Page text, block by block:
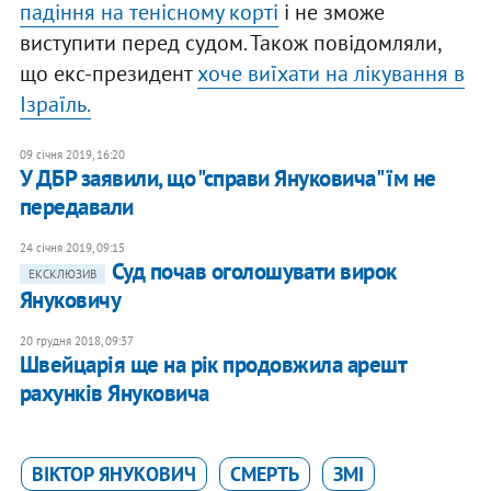
падіння на тенісному корті і не зможе
виступити перед судом. Також повідомляли,
що екс-президентхоче виїхати на лікування в
Ізраїль.
09 січня 2019, 16:20
У ДБР заявили, що "справи Януковича" їм не
передавали
24 січня 2019, 09:15
ЕКСКЛЮЗИВ
Суд почав оголошувати вирок
Януковичу
20 грудня 2018, 09:37
Швейцарія ще на рік продовжила арешт
рахунків Януковича
ВІКТОР ЯНУКОВИЧ СМЕРТЬ ЗМІ